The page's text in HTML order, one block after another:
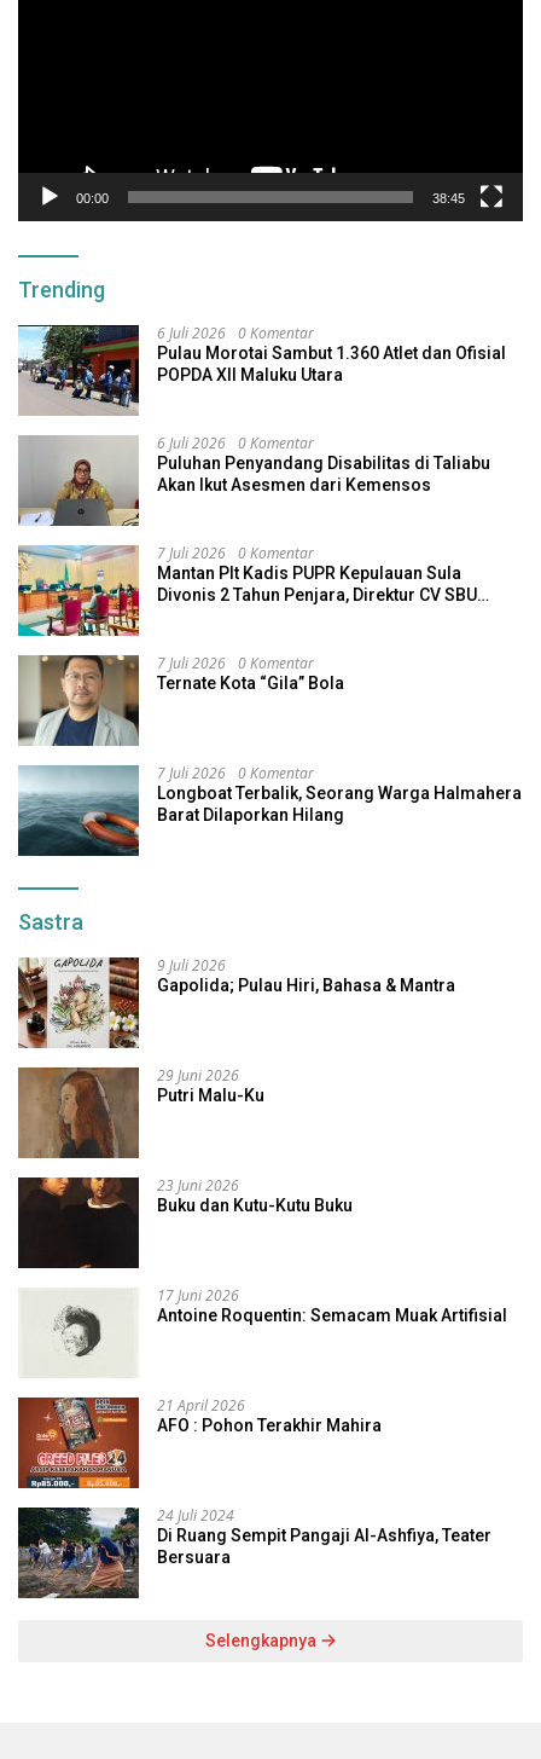
00:00 38:45
Trending
6 Juli 2026 0 Komentar
Pulau Morotai Sambut 1.360 Atlet dan Ofisial
POPDA XII Maluku Utara
6 Juli 2026 0 Komentar
Puluhan Penyandang Disabilitas di Taliabu
Akan Ikut Asesmen dari Kemensos
7 Juli 2026 0 Komentar
Mantan Plt Kadis PUPR Kepulauan Sula
Divonis 2 Tahun Penjara, Direktur CV SBU
7 Juli 2026 0 Komentar
Ternate Kota “Gila” Bola
7 Juli 2026 0 Komentar
Longboat Terbalik, Seorang Warga Halmahera
Barat Dilaporkan Hilang
Sastra
9 Juli 2026
Gapolida; Pulau Hiri, Bahasa & Mantra
29 Juni 2026
Putri Malu-Ku
23 Juni 2026
Buku dan Kutu-Kutu Buku
17 Juni 2026
Antoine Roquentin: Semacam Muak Artifisial
21 April 2026
AFO : Pohon Terakhir Mahira
24 Juli 2024
Di Ruang Sempit Pangaji Al-Ashfiya, Teater
Bersuara
Selengkapnya